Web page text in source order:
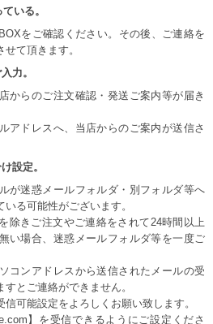
いる。
をご確認ください。その後、ご連絡を
て頂きます。
力。
からのご注文確認・発送ご案内等が届き
アドレスへ、当店からのご案内が送信さ
設定。
が迷惑メールフォルダ・別フォルダ等へ
る可能性がございます。
除きご注文やご連絡をされて24時間以上
い場合、迷惑メールフォルダ等を一度ご
コンアドレスから送信されたメールの受
とご連絡ができません。
可能設定をよろしくお願い致します。
】を受信できるようにご設定くださ